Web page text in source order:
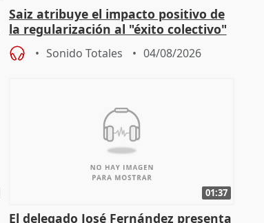
Saiz atribuye el impacto positivo de
la regularización al "éxito colectivo"
del Gobierno
Sonido Totales 04/08/2026
01:37
El delegado José Fernández presenta